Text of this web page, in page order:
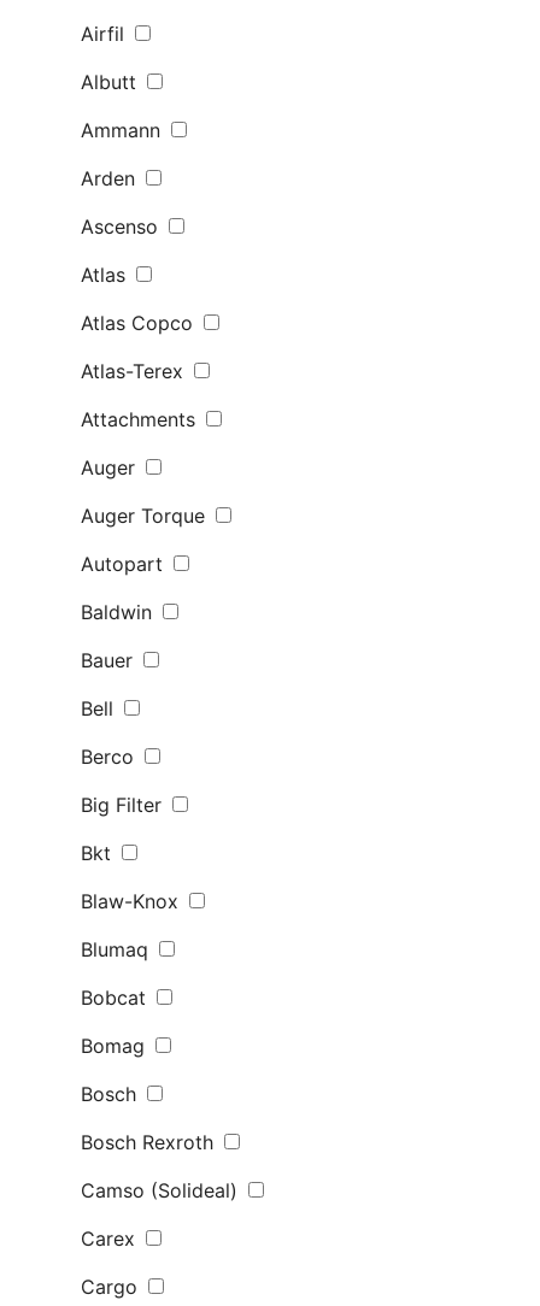
Airfil
Albutt
Ammann
Arden
Ascenso
Atlas
Atlas Copco
Atlas-Terex
Attachments
Auger
Auger Torque
Autopart
Baldwin
Bauer
Bell
Berco
Big Filter
Bkt
Blaw-Knox
Blumaq
Bobcat
Bomag
Bosch
Bosch Rexroth
Camso (Solideal)
Carex
Cargo